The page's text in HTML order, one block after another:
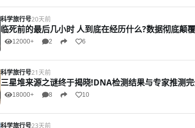
科学旅行号20天前
临死前的最后几小时 人到底在经历什么?数据彻底颠
12000+ 2 6
科学旅行号21天前
三星堆来源之谜终于揭晓!DNA检测结果与专家推测
18000+ 8 10
科学旅行号23天前